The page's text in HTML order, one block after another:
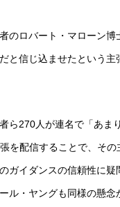
のロバート・マローン
と信じ込ませたという
ら270人が連名で「あま
を配信することで、そ
ガイダンスの信頼性に
・ヤングも同様の懸念